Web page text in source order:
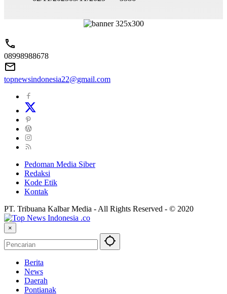
08998988678
topnewsindonesia22@gmail.com
Pedoman Media Siber
Redaksi
Kode Etik
Kontak
PT. Tribuana Kalbar Media - All Rights Reserved - © 2020
×
Berita
News
Daerah
Pontianak